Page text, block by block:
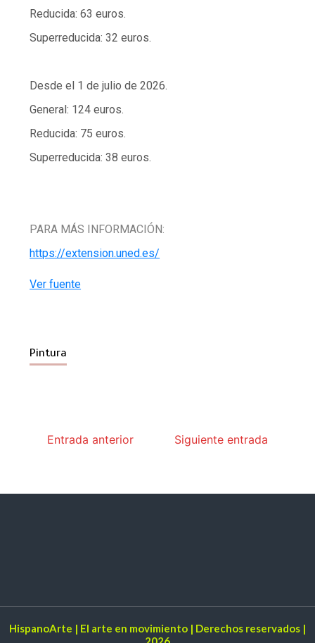
Reducida: 63 euros.
Superreducida: 32 euros.
Desde el 1 de julio de 2026.
General: 124 euros.
Reducida: 75 euros.
Superreducida: 38 euros.
PARA MÁS INFORMACIÓN:
https://extension.uned.es/
Ver fuente
Pintura
Entrada anterior Siguiente entrada